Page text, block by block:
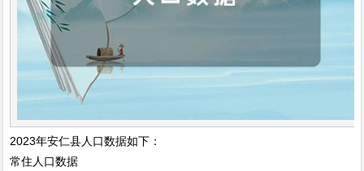
2023年安仁县人口数据如下：
常住人口数据